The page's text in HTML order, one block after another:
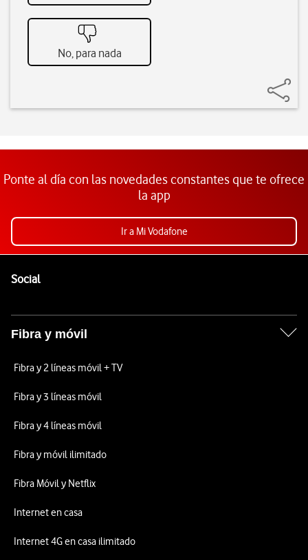
No, para nada
Ponte al día con las novedades constantes que te ofrece
la app
Ir a Mi Vodafone
SocialEnlaces a las redes sociales de Vodafone
Fibra y móvil
Fibra y 2 líneas móvil + TV
Fibra y 3 líneas móvil
Fibra y 4 líneas móvil
Fibra y móvil ilimitado
Fibra Móvil y Netflix
Internet en casa
Internet 4G en casa ilimitado